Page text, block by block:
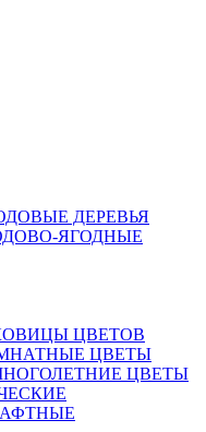
ДЕРЕВЬЯ
ЯГОДНЫЕ
ЦВЕТОВ
ЦВЕТЫ
ЦВЕТЫ